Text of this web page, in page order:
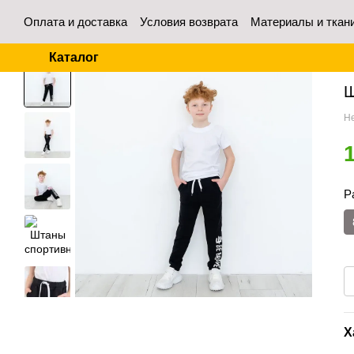
Оплата и доставка Условия возврата
Материалы и
Каталог